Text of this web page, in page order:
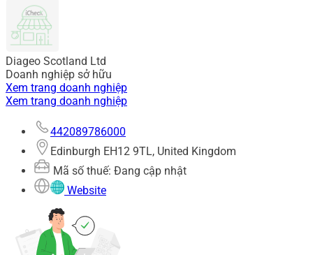
Diageo Scotland Ltd
Doanh nghiệp sở hữu
Xem trang doanh nghiệp
Xem trang doanh nghiệp
442089786000
Edinburgh EH12 9TL, United Kingdom
Mã số thuế: Đang cập nhật
Website